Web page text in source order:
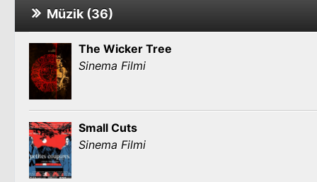
Müzik (36)
The Wicker Tree
Sinema Filmi
Small Cuts
Sinema Filmi